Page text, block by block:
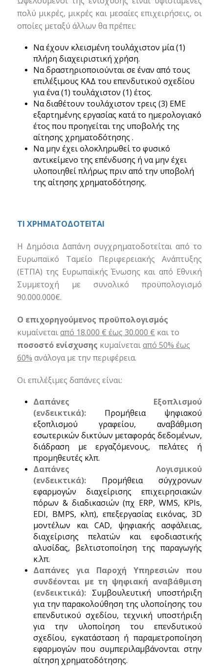
πολύ μικρές, μικρές και μεσαίες επιχειρήσεις, οι
οποίες μεταξύ άλλων θα πρέπει:
Να έχουν κλεισμένη τουλάχιστον μία (1)
πλήρη διαχειριστική χρήση.
Να δραστηριοποιούνται σε έναν από τους
επιλέξιμους ΚΑΔ του επενδυτικού σχεδίου
για ένα (1) τουλάχιστον (1) έτος.
Να διαθέτουν τουλάχιστον τρεις (3) ΕΜΕ
εξαρτημένης εργασίας κατά το ημερολογιακό
έτος που προηγείται της υποβολής της
αίτησης χρηματοδότησης .
Να μην έχει ολοκληρωθεί το φυσικό
αντικείμενο της επένδυσης ή να μην έχει
υλοποιηθεί πλήρως πριν από την υποβολή
της αίτησης χρηματοδότησης.
ΤΙ ΧΡΗΜΑΤΟΔΟΤΕΙΤΑΙ
Η Δημόσια Δαπάνη συγχρηματοδοτείται από το
Ευρωπαϊκό Ταμείο Περιφερειακής Ανάπτυξης
(ΕΤΠΑ) της Ευρωπαϊκής Ένωσης και από Εθνική
Συμμετοχή με συνολικό προϋπολογισμό
90.000.000€.
Ο επιχορηγούμενος προϋπολογισμός
κυμαίνεταιαπό 18.000 € έως 30.000 € και το
ποσοστό ενίσχυσης κυμαίνεταιαπό 50% έως
60% ανάλογα με την περιφέρεια.
Οι επιλέξιμες δαπάνες είναι:
Δαπάνες Εξοπλισμού
(ενδεικτικά):Προμήθεια ψηφιακού
εξοπλισμού γραφείου, αναβάθμιση
εσωτερικών δικτύων μεταφοράς δεδομένων,
διάδραση με εργαζόμενους, πελάτες ή
προμηθευτές κλπ.
Δαπάνες Λογισμικού
(ενδεικτικά):Προμήθεια σύγχρονων
εφαρμογών διαχείρισης επιχειρησιακών
πόρων & διαδικασιών (πχ ERP, WMS, KPIs,
ΕDI, ΒΜPS, κλπ), επεξεργασίας εικόνας, 3D
μοντέλων και CAD, ψηφιακής ασφάλειας,
διαχείρισης πελατών και εφοδιαστικής
αλυσίδας, βελτιστοποίηση της παραγωγής
κ.λπ.
Δαπάνες για Παροχή Υπηρεσιών που
συνδέονται με τη ψηφιακή αναβάθμιση
(ενδεικτικά):Συμβουλευτική υποστήριξη
για την παρακολούθηση της υλοποίησης του
επενδυτικού σχεδίου, τεχνική υποστήριξη
για την υλοποίηση του επενδυτικού
σχεδίου, εγκατάσταση ή παραμετροποίηση
εφαρμογών που συμπεριλαμβάνονται στην
αίτηση χρηματοδότησης.